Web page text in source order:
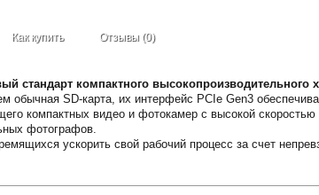
Как купить Отзывы (0)
стандарт компактного высокопроизводительного
обычная SD-карта, их интерфейс PCIe Gen3
компактных видео и фотокамер с высокой
фотографов.
ускорить свой рабочий процесс за счет